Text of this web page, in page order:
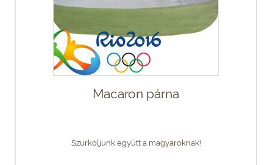
Macaron párna
Szurkoljunk együtt a magyaroknak!